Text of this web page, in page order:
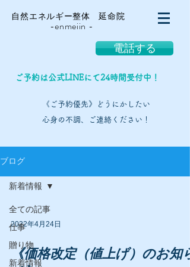
自然エネルギー整体 延命院
-enmeiin -
電話する
ご予約は公式LINEにて24時間受付中！
《ご予約優先》どうにかしたい
心身の不調、ご連絡ください！
ブログ
全ての記事
仕事
贈り物
新着情報
新着情報
2022年4月24日
《価格改定（値上げ）のお知ら